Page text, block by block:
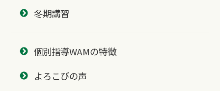
冬期講習
個別指導WAMの特徴
よろこびの声